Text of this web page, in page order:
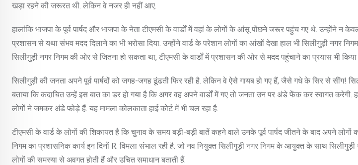
खड़ा रहने की जरूरत थी. लेकिन वे नजर ही नहीं आए.
हालांकि भाजपा के पूर्व पार्षद और भाजपा के नेता टीएमसी के वार्डों में वहां के लोगों के आंसू पोंछने जरूर पहुंच गए थे. उन्होंने न
प्रशासन से यथा संभव मदद दिलाने का भी भरोसा दिया. उन्होंने वार्ड के परेशान लोगों का आंखों देखा हाल भी सिलीगुड़ी नगर
सिलीगुड़ी नगर निगम की ओर से जितना हो सकता था, टीएमसी के वार्डों में प्रशासन की ओर से मदद पहुंचाने का प्रयास भी किया
सिलीगुड़ी की जनता अपने पूर्व पार्षदों को जगह-जगह ढूंढती फिर रही है. लेकिन वे ऐसे गायब हो गए हैं, जैसे गधे के सिर से सींग!
बताया कि कदाचित उन्हें इस बात का डर हो गया है कि अगर वह अपने वार्डों में गए तो जनता उन पर अंडे फेंक कर स्वागत करेगी.
लोगों ने जमकर अंडे फोड़े हैं. यह मामला कोलकाता हाई कोर्ट में भी चल रहा है.
टीएमसी के वार्ड के लोगों की शिकायत है कि चुनाव के समय बड़ी-बड़ी बातें कहने वाले उनके पूर्व पार्षद जीतने के बाद अपने
निगम का प्रशासनिक कार्य इन दिनों R. विमला संभाल रही है. जो नव नियुक्त सिलीगुड़ी नगर निगम के आयुक्त के साथ सिलीगुड़ी
लोगों की समस्या से अवगत होती हैं और उचित समाधान बताती हैं.